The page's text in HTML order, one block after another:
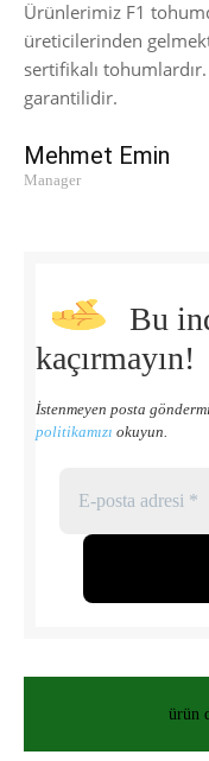
Ürünlerimiz F1
üreticilerinden
sertifikalı
garantilidir.
Mehmet Emin
Manager
Bu
kaçırmayın!
İstenmeyen posta
politikamızı okuyun.
ürün